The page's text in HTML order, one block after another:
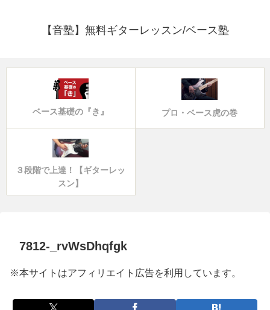
【音塾】無料ギターレッスン/ベース塾
ベース基礎の『き』 プロ・ベース虎の巻
３段階で上達！【ギターレッ
スン】
7812-_rvWsDhqfgk
※本サイトはアフィリエイト広告を利用しています。